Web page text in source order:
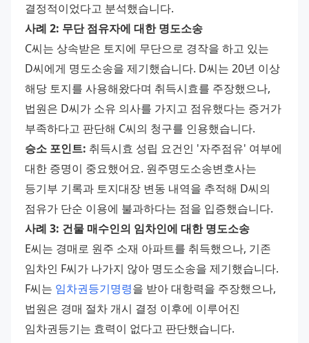
결정적이었다고 분석했습니다.
사례 2: 무단 점유자에 대한 명도소송
C씨는 상속받은 토지에 무단으로 경작을 하고 있는
D씨에게 명도소송을 제기했습니다. D씨는 20년 이상
해당 토지를 사용해왔다며 취득시효를 주장했으나,
법원은 D씨가 소유 의사를 가지고 점유했다는 증거가
부족하다고 판단해 C씨의 청구를 인용했습니다.
승소 포인트: 취득시효 성립 요건인 '자주점유' 여부에
대한 증명이 중요했어요. 원주명도소송변호사는
등기부 기록과 토지대장 변동 내역을 추적해 D씨의
점유가 단순 이용에 불과하다는 점을 입증했습니다.
사례 3: 건물 매수인의 임차인에 대한 명도소송
E씨는 경매로 원주 소재 아파트를 취득했으나, 기존
임차인 F씨가 나가지 않아 명도소송을 제기했습니다.
F씨는 임차권등기명령을 받아 대항력을 주장했으나,
법원은 경매 절차 개시 결정 이후에 이루어진
임차권등기는 효력이 없다고 판단했습니다.